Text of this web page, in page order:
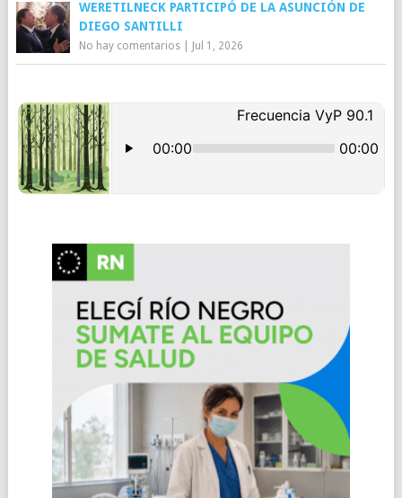
WERETILNECK PARTICIPÓ DE LA ASUNCIÓN DE
DIEGO SANTILLI
No hay comentarios| Jul 1, 2026